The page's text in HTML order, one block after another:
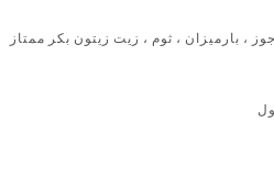
، بارميزان ، ثوم ، زيت زيتون بكر ممتاز